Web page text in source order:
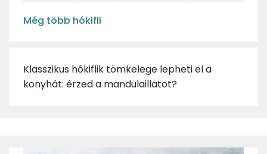
Még több hókifli
Klasszikus hókiflik tömkelege lepheti el a
konyhát: érzed a mandulaillatot?